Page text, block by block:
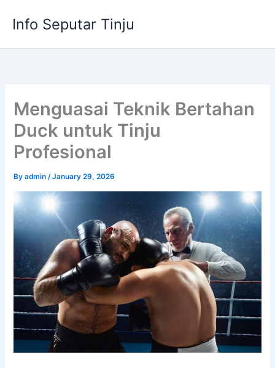
Info Seputar Tinju
Menguasai Teknik Bertahan
Duck untuk Tinju
Profesional
Byadmin/January 29, 2026